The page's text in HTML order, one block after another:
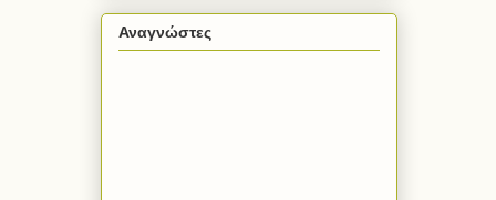
Αναγνώστες